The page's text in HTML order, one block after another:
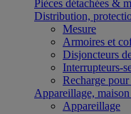
Pièces détachées &
Distribution,
Mesure
Armoires et
Disjoncteurs
Interrupteurs-
Recharge
Appareillage,
Appareillage